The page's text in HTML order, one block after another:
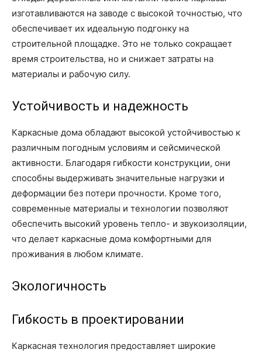
изготавливаются на заводе с высокой точностью, что
обеспечивает их идеальную подгонку на
строительной площадке. Это не только сокращает
время строительства, но и снижает затраты на
материалы и рабочую силу.
Устойчивость и надежность
Каркасные дома обладают высокой устойчивостью к
различным погодным условиям и сейсмической
активности. Благодаря гибкости конструкции, они
способны выдерживать значительные нагрузки и
деформации без потери прочности. Кроме того,
современные материалы и технологии позволяют
обеспечить высокий уровень тепло- и звукоизоляции,
что делает каркасные дома комфортными для
проживания в любом климате.
Экологичность
Гибкость в проектировании
Каркасная технология предоставляет широкие